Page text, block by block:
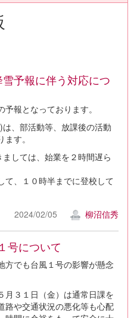
雪予報に伴う対応につ
報となっております。
、部活動等、放課後の活動
す。
しては、始業を２時間遅ら
て、１０時半までに登校して
2024/02/05 柳沼信秀
号について
方でも台風１号の影響が懸念
月３１日（金）は通常日課を
路や交通状況の悪化等も心配